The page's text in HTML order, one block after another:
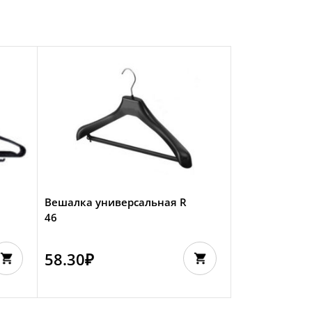
Вешалка универсальная R
46
58.30₽